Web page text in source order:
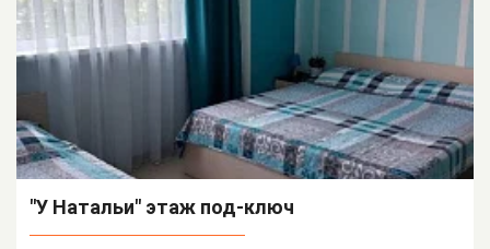
"У Натальи" этаж под-ключ